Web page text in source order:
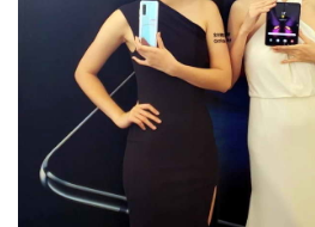
生成式AI與雲端應用
Enterprise Digital Transformation